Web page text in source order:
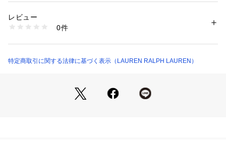
繍
・スレッドのベルトループ / 取り外し可能なセルフベルト付き
0％ 装飾部分を除く
素材：-
洗濯：-
※詳しい洗濯方法については、商品の品質表示タグをご覧ください
WMLRDRSS6820240 （ショップ）
レビュー
0件
特定商取引に関する法律に基づく表示（LAUREN RALPH LAUREN）